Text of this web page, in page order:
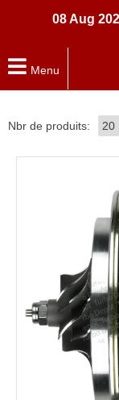
08 Aug 2026 >
Menu
Nbr de produits: